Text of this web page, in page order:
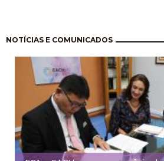
NOTÍCIAS E COMUNICADOS
Paginación